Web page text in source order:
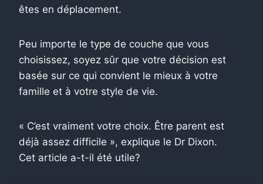
êtes en déplacement.
Peu importe le type de couche que vous
choisissez, soyez sûr que votre décision est
basée sur ce qui convient le mieux à votre
famille et à votre style de vie.
« C’est vraiment votre choix. Être parent est
déjà assez difficile », explique le Dr Dixon.
Cet article a-t-il été utile?